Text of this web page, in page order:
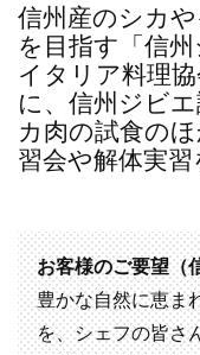
信州産のシカ
を目指す「信
イタリア料理
に、信州ジビ
カ肉の試食の
習会や解体実習
お客様のご要望（
豊かな自然に恵ま
を、シェフの皆さ